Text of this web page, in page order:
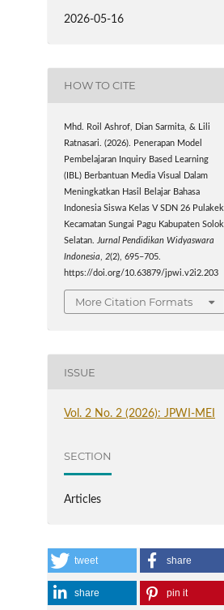
2026-05-16
HOW TO CITE
Mhd. Roil Ashrof, Dian Sarmita, & Lili
Ratnasari. (2026). Penerapan Model
Pembelajaran Inquiry Based Learning
(IBL) Berbantuan Media Visual Dalam
Meningkatkan Hasil Belajar Bahasa
Indonesia Siswa Kelas V SDN 26 Pulakek
Kecamatan Sungai Pagu Kabupaten Solok
Selatan.
Jurnal Pendidikan Widyaswara
Indonesia
2(2), 695–705.
https://doi.org/10.63879/jpwi.v2i2.203
More Citation Formats
ISSUE
Vol. 2 No. 2 (2026): JPWI-MEI
SECTION
Articles
tweet share
share pin it